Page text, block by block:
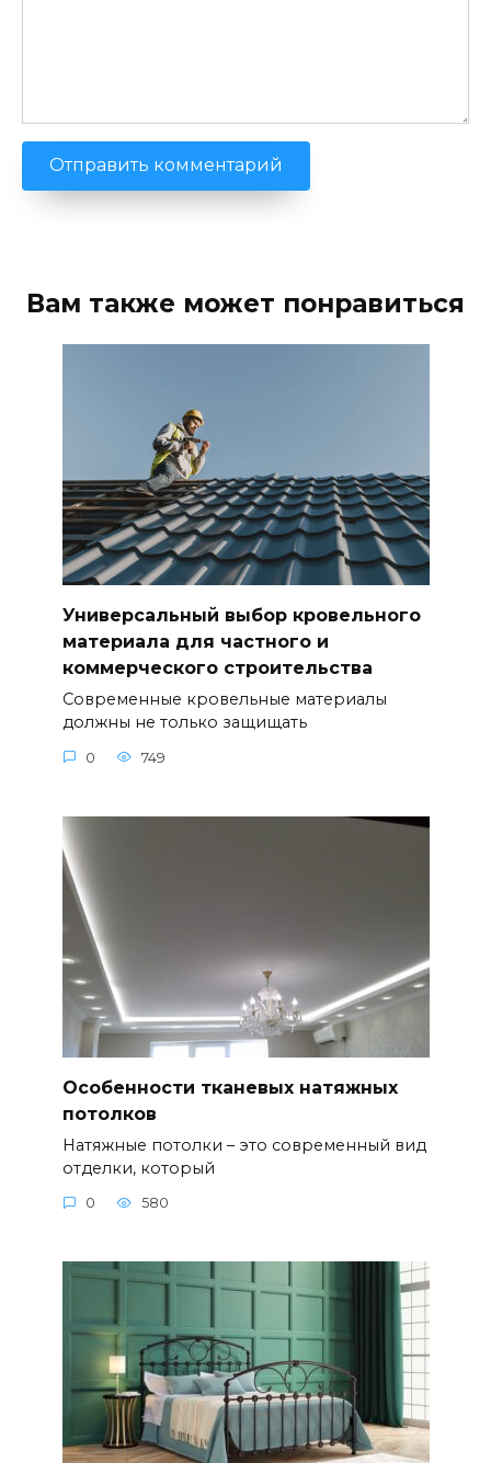
Вам также может понравиться
Универсальный выбор кровельного
материала для частного и
коммерческого строительства
Современные кровельные материалы
должны не только защищать
0 749
Особенности тканевых натяжных
потолков
Натяжные потолки – это современный вид
отделки, который
0 580